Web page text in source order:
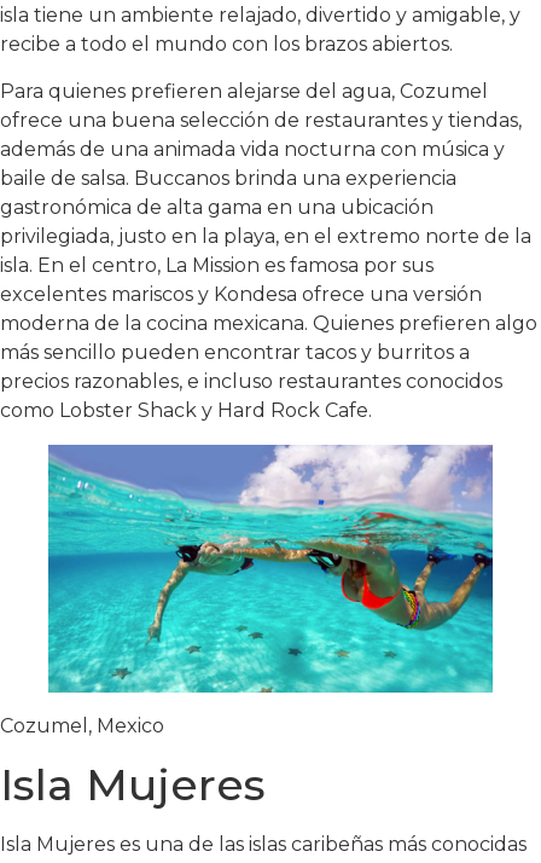
isla tiene un ambiente relajado, divertido y amigable, y
recibe a todo el mundo con los brazos abiertos.
Para quienes prefieren alejarse del agua, Cozumel
ofrece una buena selección de restaurantes y tiendas,
además de una animada vida nocturna con música y
baile de salsa. Buccanos brinda una experiencia
gastronómica de alta gama en una ubicación
privilegiada, justo en la playa, en el extremo norte de la
isla. En el centro, La Mission es famosa por sus
excelentes mariscos y Kondesa ofrece una versión
moderna de la cocina mexicana. Quienes prefieren algo
más sencillo pueden encontrar tacos y burritos a
precios razonables, e incluso restaurantes conocidos
como Lobster Shack y Hard Rock Cafe.
Cozumel, Mexico
Isla Mujeres
Isla Mujeres es una de las islas caribeñas más conocidas